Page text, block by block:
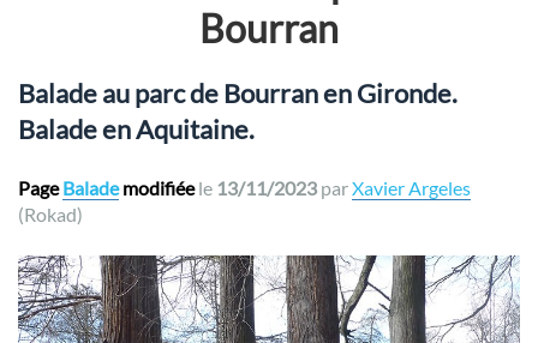
Bourran
Balade au parc de Bourran en Gironde.
Balade en Aquitaine.
PageBalademodifiéele 13/11/2023 parXavier Argeles
(Rokad)